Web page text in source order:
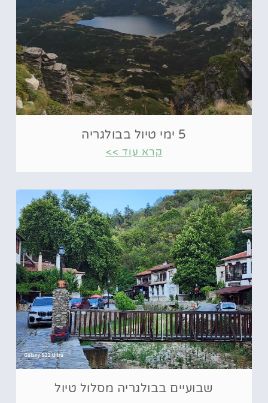
5 ימי טיול בבולגריה
קרא עוד >>
שבועיים בבולגריה מסלול טיול